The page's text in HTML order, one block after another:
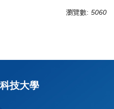
瀏覽數: 5060
技大學